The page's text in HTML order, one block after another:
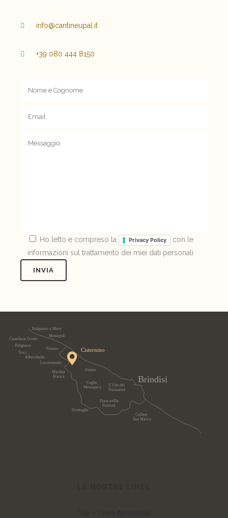
info@cantineupal.it
+39 080 444 8150
Ho letto e compreso la Privacy Policy
con le
informazioni sul trattamento dei miei dati personali